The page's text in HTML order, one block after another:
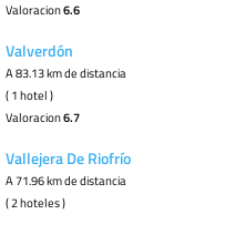
Valoracion6.6
Valverdón
A 83.13 km de distancia
( 1 hotel )
Valoracion6.7
Vallejera De Riofrío
A 71.96 km de distancia
( 2 hoteles )